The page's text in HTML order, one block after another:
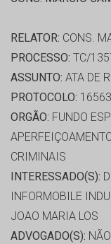
RELATOR: CONS.
PROCESSO: TC/
ASSUNTO: ATA DE
PROTOCOLO:
ORGÃO: FUNDO
CRIMINAIS
INTERESSADO(S):
INFORMOBILE
JOAO MARIA LOS
ADVOGADO(S):